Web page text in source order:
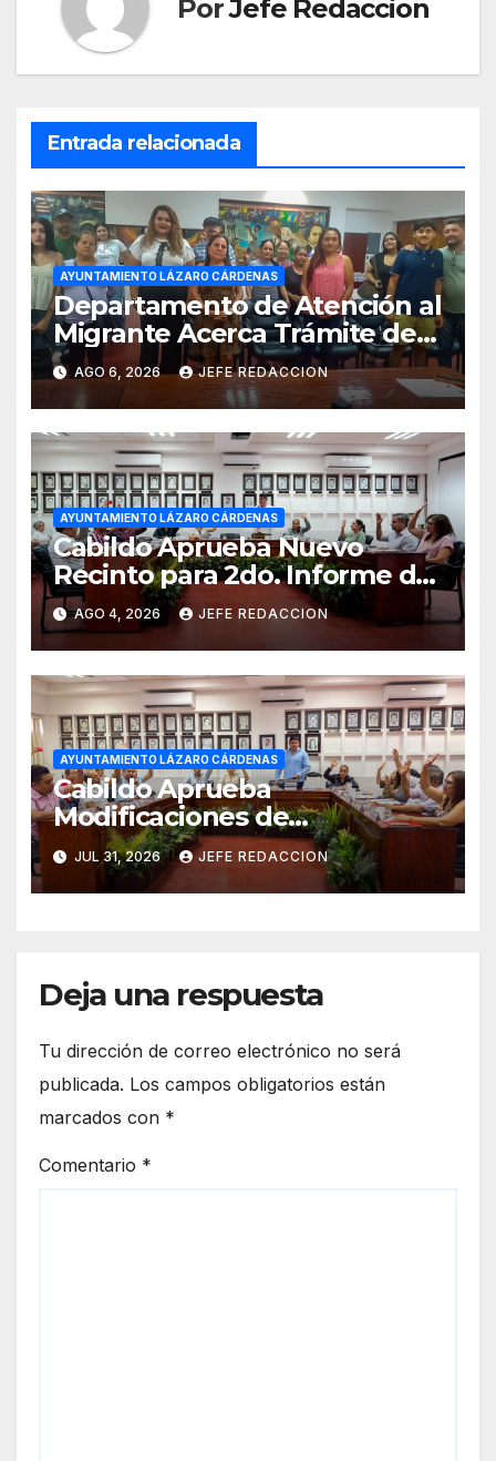
PorJefe Redaccion
Entrada relacionada
AYUNTAMIENTO LÁZARO CÁRDENAS
Departamento de Atención al
Migrante Acerca Trámite de
Pasaportes Estadounidenses
a Residentes de Lázaro
Cárdenas
AGO 6, 2026 JEFE REDACCION
AYUNTAMIENTO LÁZARO CÁRDENAS
Cabildo Aprueba Nuevo
Recinto para 2do. Informe de
Gobierno Municipal
AGO 4, 2026 JEFE REDACCION
AYUNTAMIENTO LÁZARO CÁRDENAS
Cabildo Aprueba
Modificaciones de
Presupuesto en CAPALAC
JUL 31, 2026 JEFE REDACCION
Deja una respuesta
Tu dirección de correo electrónico no será
publicada. Los campos obligatorios están
marcados con *
Comentario *